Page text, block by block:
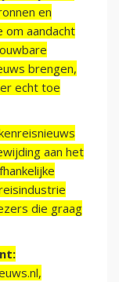
en
om aandacht
brengen,
echt toe
aan het
die graag